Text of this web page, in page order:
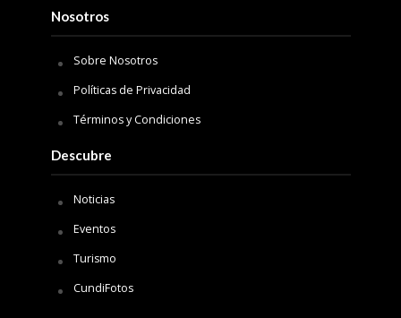
Nosotros
Sobre Nosotros
Políticas de Privacidad
Términos y Condiciones
Descubre
Noticias
Eventos
Turismo
CundiFotos